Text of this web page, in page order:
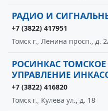
РАДИО И
+7 (3822) 417951
Томск г., Ленина просп., д.
РОСИНКАС ТОМСКОЕ
УПРАВЛЕНИЕ
+7 (3822) 416820
Томск г., Кулева ул., д. 18